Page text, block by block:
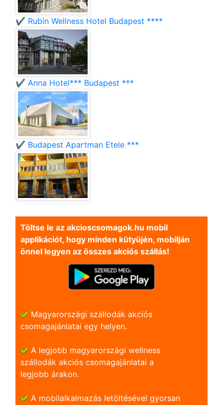
✔️ Rubin Wellness Hotel Budapest ****
✔️ Anna Hotel*** Budapest ***
✔️ Budapest Apartman Etele ***
Töltse le az akcioscsomagok.hu mobil
applikációt, hogy minden kütyüjén, mobilján
önnel legyen az összes akciós szállás!
Magyarországi szállodák akciós
csomagajánlatai egy helyen.
A legjobb magyarországi wellness
szállodák akciós csomagajánlatai a
legjobb árakon.
A mobilalkalmazás letöltésével gyorsan